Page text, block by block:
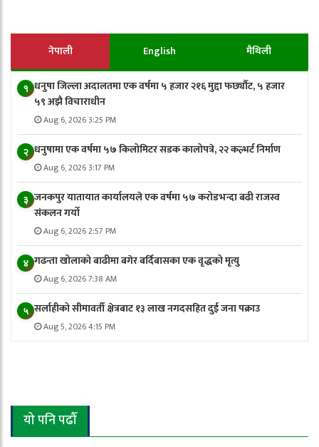
नेपाली English मैथिली
१ धनुषा जिल्ला अदालतमा एक वर्षमा ५ हजार २१६ मुद्दा फर्छ्यौट, ५ हजार
५९ अझै विचाराधीन
Aug 6, 2026 3:25 PM
२ धनुषामा एक वर्षमा ५७ किलोमिटर सडक कालोपत्रे, २२ कल्भर्ट निर्माण
Aug 6, 2026 3:17 PM
३ जनकपुर यातायात कार्यालयले एक वर्षमा ५७ करोडभन्दा बढी राजस्व
संकलन गर्याे
Aug 6, 2026 2:57 PM
४ गढन्ता खोलाको बाढीमा बगेर बर्दिबासका एक वृद्धको मृत्यु
Aug 6, 2026 7:38 AM
५ सर्लाहीको सीमावर्ती क्षेत्रबाट १३ लाख नगदसहित दुई जना पक्राउ
Aug 5, 2026 4:15 PM
यो पनि पढौँ